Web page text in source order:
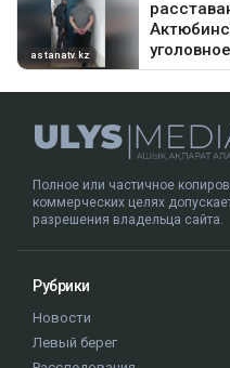
Полное или частичное
коммерческих целях
разрешения владельца сайта.
Рубрики
Новости
Левый берег